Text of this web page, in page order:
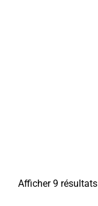
Afficher 9 résultats